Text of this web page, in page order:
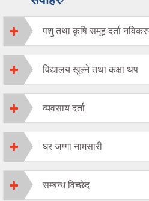
पशु तथा कृषि समूह दर्ता
विद्यालय खुल्ने तथा कक्षा थप
व्यवसाय दर्ता
घर जग्गा नामसारी
सम्बन्ध विच्छेद